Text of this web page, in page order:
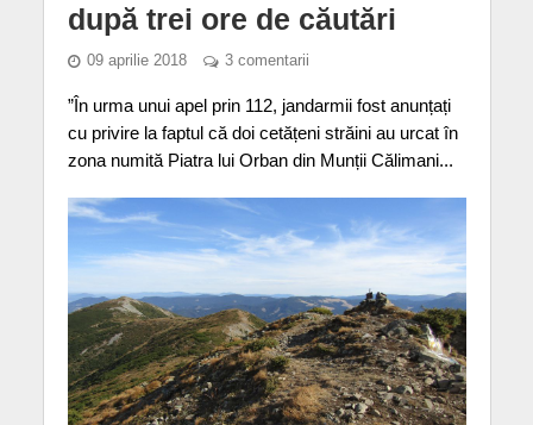
după trei ore de căutări
09 aprilie 2018 3 comentarii
”În urma unui apel prin 112, jandarmii fost anunțați
cu privire la faptul că doi cetățeni străini au urcat în
zona numită Piatra lui Orban din Munții Călimani...